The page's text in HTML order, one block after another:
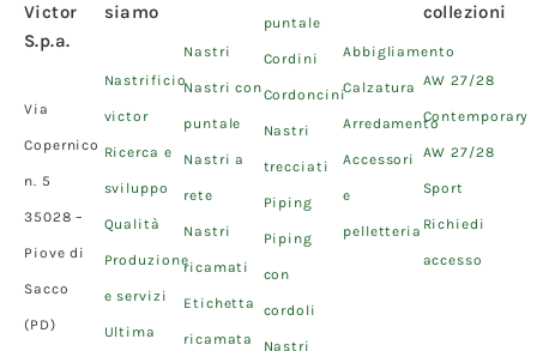
Victor
S.p.a.
Via
Copernico
n. 5
35028 –
Piove di
Sacco
(PD)
siamo
Nastrificio
victor
Ricerca e
sviluppo
Qualità
Produzione
e servizi
Ultima
Nastri
Nastri con
puntale
Nastri a
rete
Nastri
ricamati
Etichetta
ricamata
puntale
Cordini
Cordoncini
Nastri
trecciati
Piping
Piping
con
cordoli
Nastri
Abbigliamento
Calzatura
Arredamento
Accessori
e
pelletteria
collezioni
AW 27/28
Contemporary
AW 27/28
Sport
Richiedi
accesso